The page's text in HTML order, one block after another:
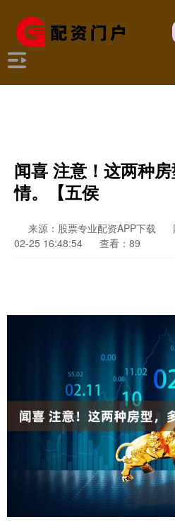
闻喜 注意！这两种
情。【五侯
来源：股票专业配资APP下载
02-25 16:48:54
查看：89